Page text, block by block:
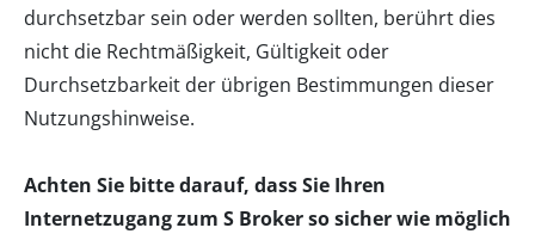
durchsetzbar sein oder werden sollten, berührt dies
nicht die Rechtmäßigkeit, Gültigkeit oder
Durchsetzbarkeit der übrigen Bestimmungen dieser
Nutzungshinweise.
Achten Sie bitte darauf, dass Sie Ihren
Internetzugang zum S Broker so sicher wie möglich